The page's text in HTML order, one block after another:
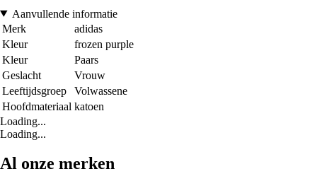
Aanvullende informatie
Merk
adidas
Kleur
frozen purple
Kleur
Paars
Geslacht
Vrouw
Leeftijdsgroep
Volwassene
Hoofdmateriaal katoen
Loading...
Loading...
Al onze merken